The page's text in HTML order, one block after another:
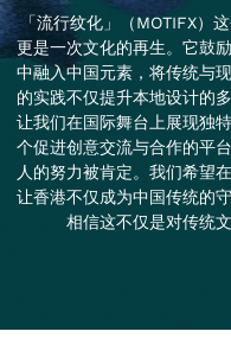
「流行纹化」（MOTIFX）
更是一次文化的再生。它鼓
中融入中国元素，将传统与
的实践不仅提升本地设计的
让我们在国际舞台上展现独
个促进创意交流与合作的平
人的努力被肯定。我们希望
让香港不仅成为中国传统的
相信这不仅是对传统